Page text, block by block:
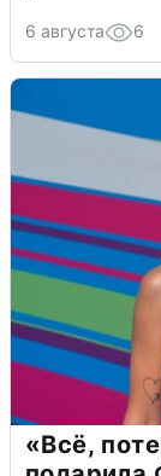
6 августа 6
«Всё,